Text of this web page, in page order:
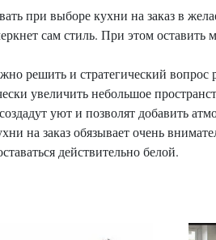
при выборе кухни на заказ в
сам стиль. При этом
решить и стратегический вопрос
увеличить небольшое
уют и позволят добавить
на заказ обязывает очень
действительно белой.